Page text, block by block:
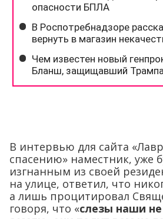
В интервью для сайта
спасению» наместник, уже
изгнанным из своей
на улице, ответил, что
а лишь процитировал
говоря, что «слезы наши